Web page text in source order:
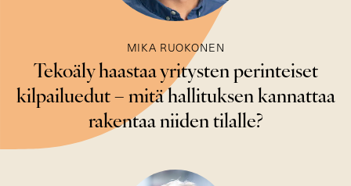
MIKA RUOKONEN
Tekoäly haastaa yritysten perinteiset
kilpailuedut – mitä hallituksen kannattaa
rakentaa niiden tilalle?